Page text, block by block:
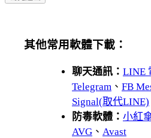
其他常用軟體下載：
聊天通訊： LINE
Telegram 、 FB
Signal(取代LINE)
防毒軟體： 小紅
AVG 、 Avast